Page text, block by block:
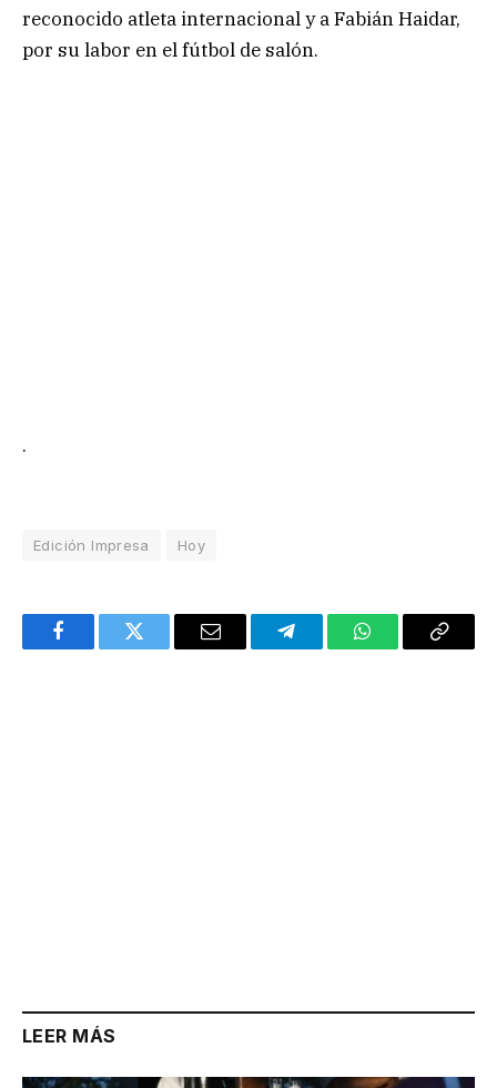
reconocido atleta internacional y a Fabián Haidar,
por su labor en el fútbol de salón.
.
Edición Impresa Hoy
FacebookTwitter Email TelegramWhatsAppCopy
LEER MÁS